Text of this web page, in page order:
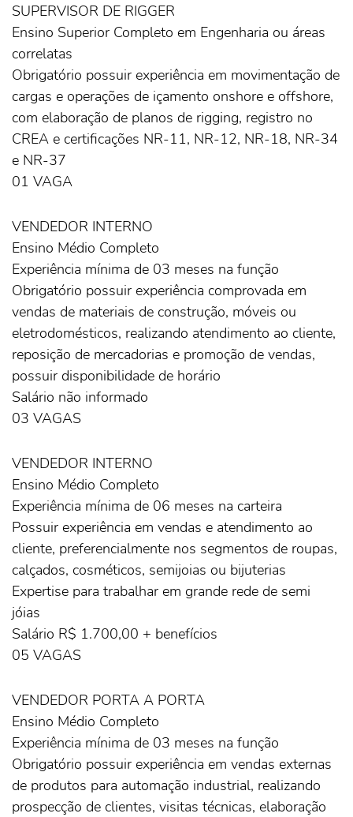
SUPERVISOR DE RIGGER
Ensino Superior Completo em Engenharia ou áreas
correlatas
Obrigatório possuir experiência em movimentação de
cargas e operações de içamento onshore e offshore,
com elaboração de planos de rigging, registro no
CREA e certificações NR-11, NR-12, NR-18, NR-34
e NR-37
01 VAGA
VENDEDOR INTERNO
Ensino Médio Completo
Experiência mínima de 03 meses na função
Obrigatório possuir experiência comprovada em
vendas de materiais de construção, móveis ou
eletrodomésticos, realizando atendimento ao cliente,
reposição de mercadorias e promoção de vendas,
possuir disponibilidade de horário
Salário não informado
03 VAGAS
VENDEDOR INTERNO
Ensino Médio Completo
Experiência mínima de 06 meses na carteira
Possuir experiência em vendas e atendimento ao
cliente, preferencialmente nos segmentos de roupas,
calçados, cosméticos, semijoias ou bijuterias
Expertise para trabalhar em grande rede de semi
jóias
Salário R$ 1.700,00 + benefícios
05 VAGAS
VENDEDOR PORTA A PORTA
Ensino Médio Completo
Experiência mínima de 03 meses na função
Obrigatório possuir experiência em vendas externas
de produtos para automação industrial, realizando
prospecção de clientes, visitas técnicas, elaboração